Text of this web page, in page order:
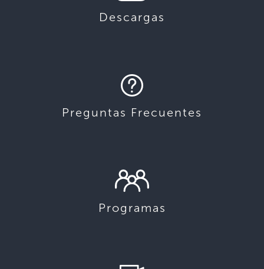
Descargas
Preguntas Frecuentes
Programas